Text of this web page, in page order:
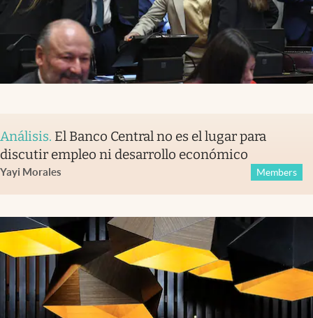
Análisis. El Banco Central no es el lugar para
discutir empleo ni desarrollo económico
Yayi Morales Members